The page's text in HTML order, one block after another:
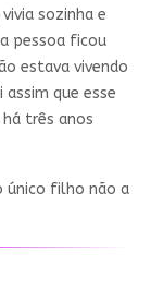
sozinha e
pessoa ficou
estava vivendo
que esse
três anos
único filho não a